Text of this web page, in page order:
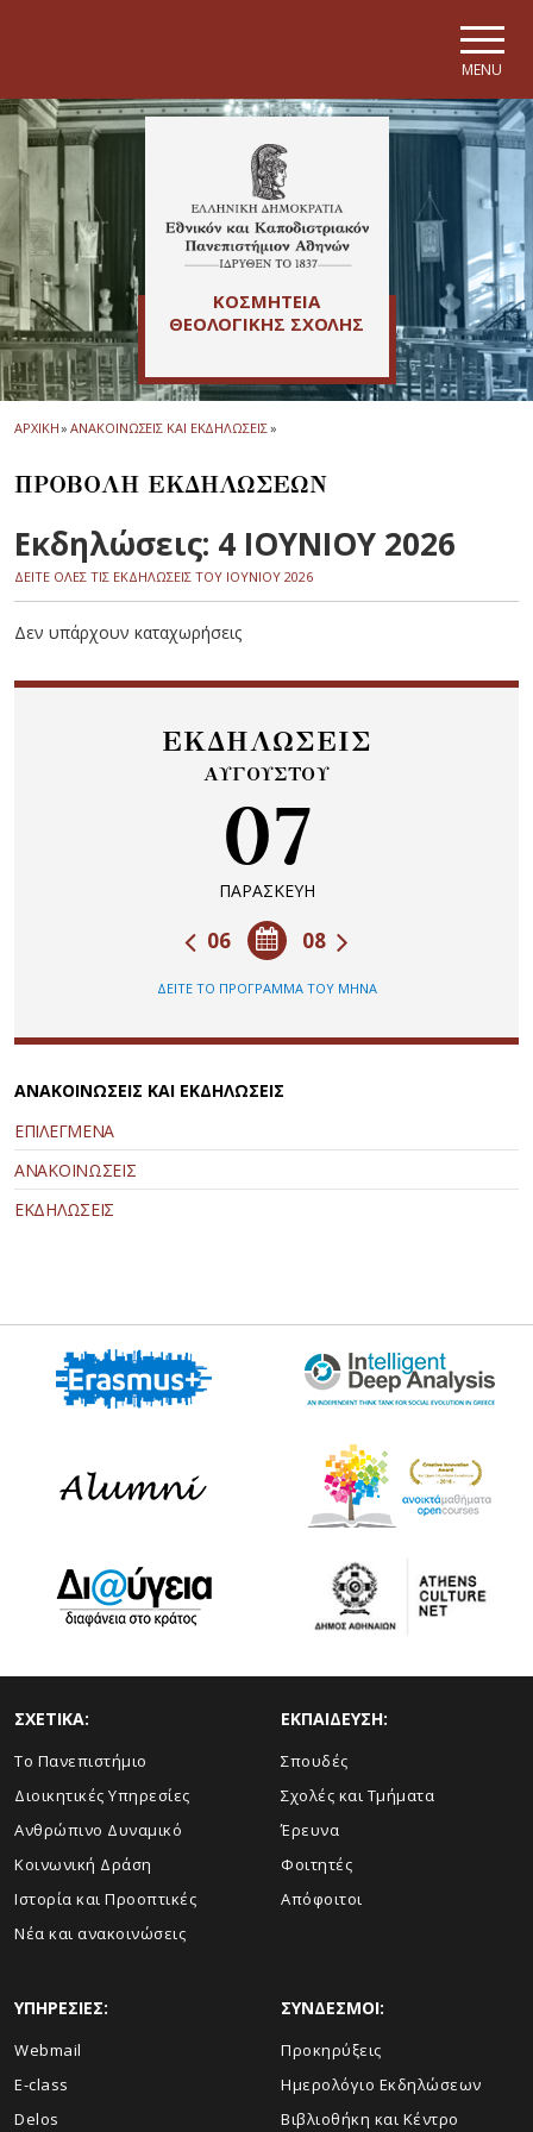
MENU
ΚΟΣΜΗΤΕΙΑ
ΘΕΟΛΟΓΙΚΗΣ ΣΧΟΛΗΣ
ΑΡΧΙΚΗ» ΑΝΑΚΟΙΝΩΣΕΙΣ ΚΑΙ ΕΚΔΗΛΩΣΕΙΣ»
ΠΡΟΒΟΛΗ ΕΚΔΗΛΩΣΕΩΝ
Εκδηλώσεις: 4 ΙΟΥΝΙΟΥ 2026
ΔΕΙΤΕ ΟΛΕΣ ΤΙΣ ΕΚΔΗΛΩΣΕΙΣ ΤΟΥ ΙΟΥΝΙΟΥ 2026
Δεν υπάρχουν καταχωρήσεις
ΕΚΔΗΛΩΣΕΙΣ
ΑΥΓΟΥΣΤΟΥ
07
ΠΑΡΑΣΚΕΥΗ
08
06
ΔΕΙΤΕ ΤΟ ΠΡΟΓΡΑΜΜΑ ΤΟΥ ΜΗΝΑ
ΑΝΑΚΟΙΝΩΣΕΙΣ ΚΑΙ ΕΚΔΗΛΩΣΕΙΣ
ΕΠΙΛΕΓΜΕΝΑ
ΑΝΑΚΟΙΝΩΣΕΙΣ
ΕΚΔΗΛΩΣΕΙΣ
ΣΧΕΤΙΚΑ:
Το Πανεπιστήμιο
Διοικητικές Υπηρεσίες
Ανθρώπινο Δυναμικό
Κοινωνική Δράση
Ιστορία και Προοπτικές
Νέα και ανακοινώσεις
ΕΚΠΑΙΔΕΥΣΗ:
Σπουδές
Σχολές και Τμήματα
Έρευνα
Φοιτητές
Απόφοιτοι
ΥΠΗΡΕΣΙΕΣ:
Webmail
E-class
Delos
ΣΥΝΔΕΣΜΟΙ:
Προκηρύξεις
Ημερολόγιο Εκδηλώσεων
Βιβλιοθήκη και Κέντρο